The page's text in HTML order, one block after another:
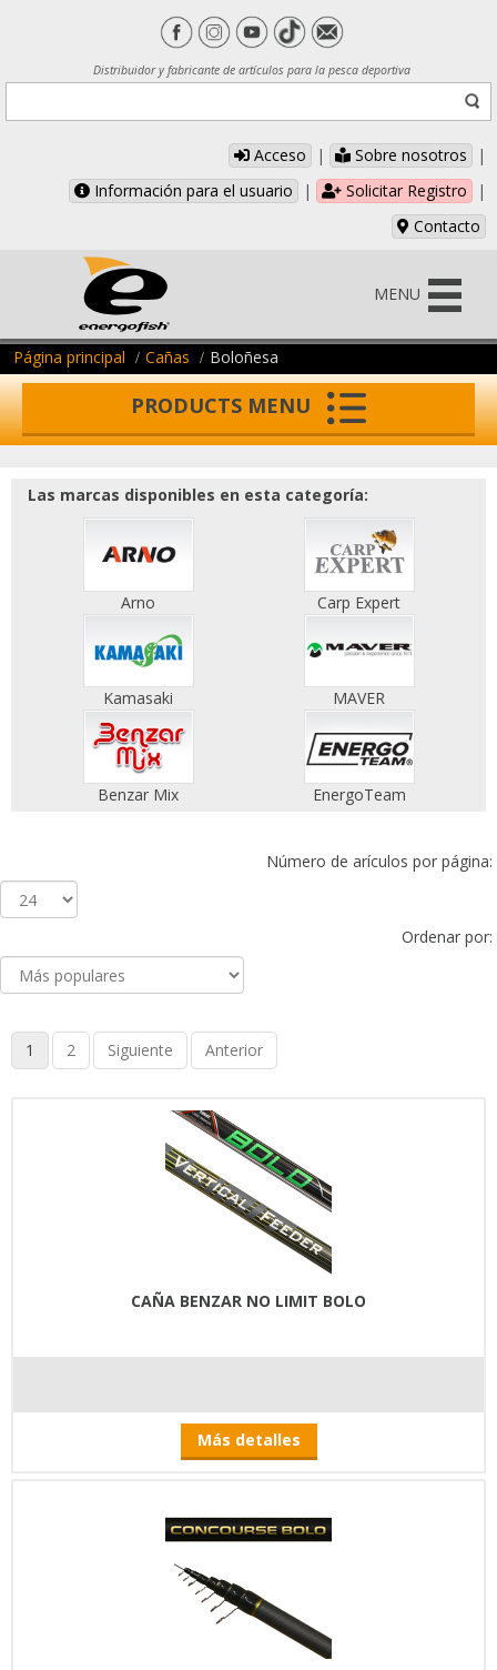
Distribuidor y fabricante de artículos para la pesca deportiva
Acceso | Sobre nosotros
|
Información para el usuario
| Solicitar Registro
|
Contacto
MENU
Página principal Cañas Boloñesa
PRODUCTS MENU
Las marcas disponibles en esta categoría:
Arno Carp Expert
Kamasaki MAVER
Benzar Mix EnergoTeam
Número de arículos por página:
Ordenar por:
1 2 Siguiente Anterior
CAÑA BENZAR NO LIMIT BOLO
Más detalles